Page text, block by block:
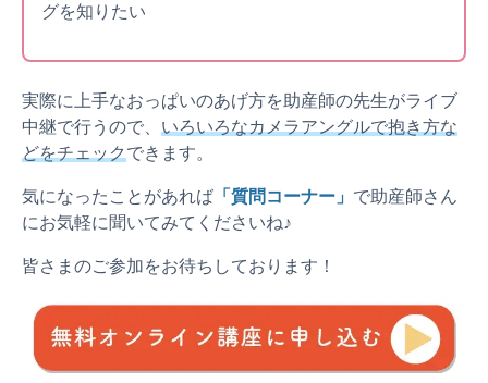
グを知りたい
実際に上手なおっぱいのあげ方を助産師の先生がライブ
中継で行うので、 いろいろなカメラアングルで抱き方な
どをチェック できます。
気になったことがあれば 「質問コーナー」 で助産師さん
にお気軽に聞いてみてくださいね♪
皆さまのご参加をお待ちしております！